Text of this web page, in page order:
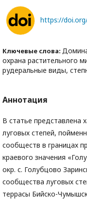
https://
Ключевые слова:
охрана растительного
рудеральные виды,
Аннотация
В статье представлена
луговых степей,
сообществ в границах
краевого значения
окр. с. Голубцово
сообщества луговых
террасы Бийско-